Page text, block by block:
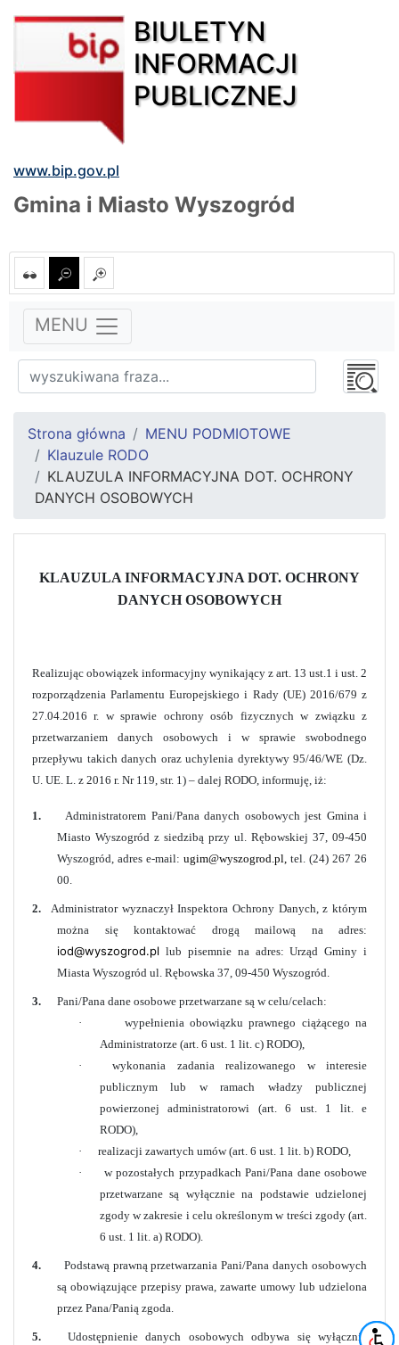
BIULETYN
INFORMACJI
PUBLICZNEJ
www.bip.gov.pl
Gmina i Miasto Wyszogród
MENU
Strona główna
MENU PODMIOTOWE
Klauzule RODO
KLAUZULA INFORMACYJNA DOT. OCHRONY
DANYCH OSOBOWYCH
KLAUZULA INFORMACYJNA DOT. OCHRONY
DANYCH OSOBOWYCH
Realizując obowiązek informacyjny wynikający z art. 13 ust.1 i ust. 2
rozporządzenia Parlamentu Europejskiego i Rady (UE) 2016/679 z
27.04.2016 r. w sprawie ochrony osób fizycznych w związku z
przetwarzaniem danych osobowych i w sprawie swobodnego
przepływu takich danych oraz uchylenia dyrektywy 95/46/WE (Dz.
U. UE. L. z 2016 r. Nr 119, str. 1) – dalej RODO, informuję, iż:
1.
Administratorem Pani/Pana danych osobowych jest Gmina i
Miasto Wyszogród z siedzibą przy ul. Rębowskiej 37, 09-450
Wyszogród, adres e-mail:ugim@wyszogrod.pl ,tel. (24) 267 26
00.
2.
Administrator wyznaczył Inspektora Ochrony Danych, z którym
można się kontaktować drogą mailową na adres:
iod@wyszogrod.pl lub pisemnie na adres: Urząd Gminy i
Miasta Wyszogród ul. Rębowska 37, 09-450 Wyszogród.
3.
Pani/Pana dane osobowe przetwarzane są w celu/celach:
·
wypełnienia obowiązku prawnego ciążącego na
Administratorze (art. 6 ust. 1 lit. c) RODO),
·
wykonania zadania realizowanego w interesie
publicznym lub w ramach władzy publicznej
powierzonej administratorowi (art. 6 ust. 1 lit. e
RODO),
·
realizacji zawartych umów (art. 6 ust. 1 lit. b) RODO,
·
w pozostałych przypadkach Pani/Pana dane osobowe
przetwarzane są wyłącznie na podstawie udzielonej
zgody w zakresie i celu określonym w treści zgody (art.
6 ust. 1 lit. a) RODO).
4.
Podstawą prawną przetwarzania Pani/Pana danych osobowych
są obowiązujące przepisy prawa, zawarte umowy lub udzielona
przez Pana/Panią zgoda.
5.
Udostępnienie danych osobowych odbywa się wyłącznie